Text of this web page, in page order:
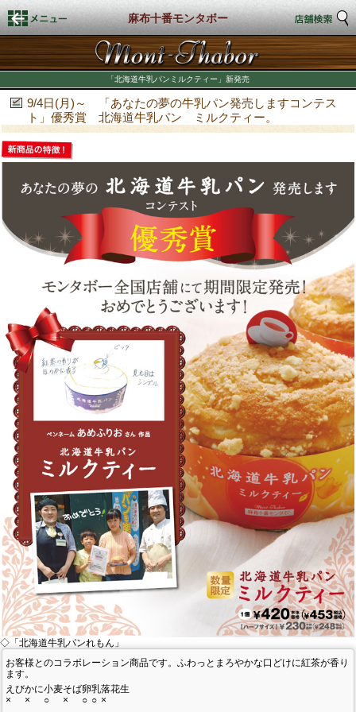
麻布十番モンタボー
「北海道牛乳パンミルクティー」新発売
9/4日(月)～ 「あなたの夢の牛乳パン発売しますコンテス
ト」優秀賞 北海道牛乳パン ミルクティー。
◇「北海道牛乳パンれもん」
お客様とのコラボレーション商品です。ふわっとまろやかな口どけに紅茶が香り
ます。
えびかに小麦そば卵乳落花生
×
× ○ × ○ ○ ×
HOME
店舗検索
新着情報
商品情報
店頭商品
商品カロリー表示
期間限定商品
店舗スタイル
私たちのこだわり
商品づくり
スタッフの心得
パンと合うおすすめ料理!!
キャンペーン
モンタボー公式ショップ
会社情報
採用情報